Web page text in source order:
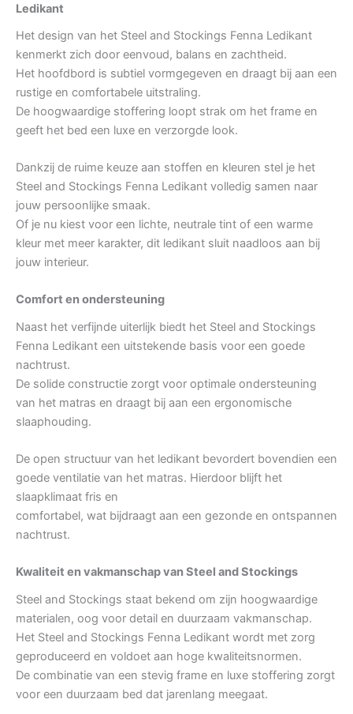
Ledikant
Het design van het Steel and Stockings Fenna Ledikant
kenmerkt zich door eenvoud, balans en zachtheid.
Het hoofdbord is subtiel vormgegeven en draagt bij aan een
rustige en comfortabele uitstraling.
De hoogwaardige stoffering loopt strak om het frame en
geeft het bed een luxe en verzorgde look.
Dankzij de ruime keuze aan stoffen en kleuren stel je het
Steel and Stockings Fenna Ledikant volledig samen naar
jouw persoonlijke smaak.
Of je nu kiest voor een lichte, neutrale tint of een warme
kleur met meer karakter, dit ledikant sluit naadloos aan bij
jouw interieur.
Comfort en ondersteuning
Naast het verfijnde uiterlijk biedt het Steel and Stockings
Fenna Ledikant een uitstekende basis voor een goede
nachtrust.
De solide constructie zorgt voor optimale ondersteuning
van het matras en draagt bij aan een ergonomische
slaaphouding.
De open structuur van het ledikant bevordert bovendien een
goede ventilatie van het matras. Hierdoor blijft het
slaapklimaat fris en
comfortabel, wat bijdraagt aan een gezonde en ontspannen
nachtrust.
Kwaliteit en vakmanschap van Steel and Stockings
Steel and Stockings staat bekend om zijn hoogwaardige
materialen, oog voor detail en duurzaam vakmanschap.
Het Steel and Stockings Fenna Ledikant wordt met zorg
geproduceerd en voldoet aan hoge kwaliteitsnormen.
De combinatie van een stevig frame en luxe stoffering zorgt
voor een duurzaam bed dat jarenlang meegaat.